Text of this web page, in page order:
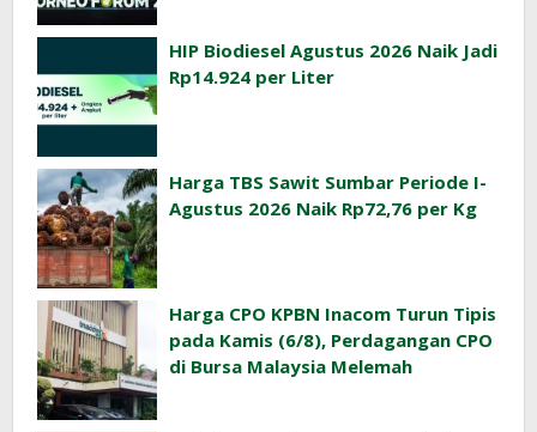
HIP Biodiesel Agustus 2026 Naik Jadi
Rp14.924 per Liter
Harga TBS Sawit Sumbar Periode I-
Agustus 2026 Naik Rp72,76 per Kg
Harga CPO KPBN Inacom Turun Tipis
pada Kamis (6/8), Perdagangan CPO
di Bursa Malaysia Melemah